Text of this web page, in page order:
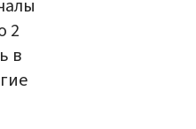
2
в